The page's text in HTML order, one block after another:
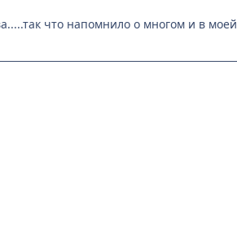
что напомнило о многом и в моей